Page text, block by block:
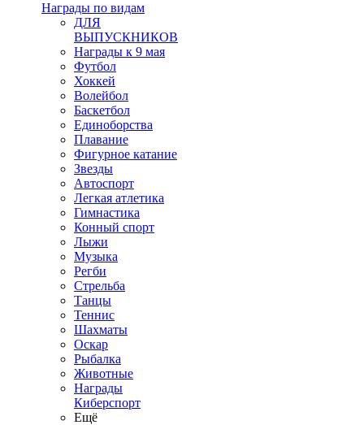
Награды по видам
ДЛЯ
ВЫПУСКНИКОВ
Награды к 9 мая
Футбол
Хоккей
Волейбол
Баскетбол
Единоборства
Плавание
Фигурное катание
Звезды
Автоспорт
Легкая атлетика
Гимнастика
Конный спорт
Лыжи
Музыка
Регби
Стрельба
Танцы
Теннис
Шахматы
Оскар
Рыбалка
Животные
Награды
Киберспорт
Ещё